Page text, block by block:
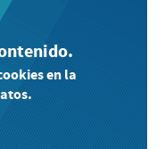
en la